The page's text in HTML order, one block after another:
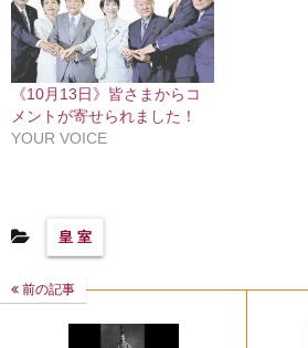
《10月13日》皆さまからコ
メントが寄せられました！
YOUR VOICE
皇 室
前の記事